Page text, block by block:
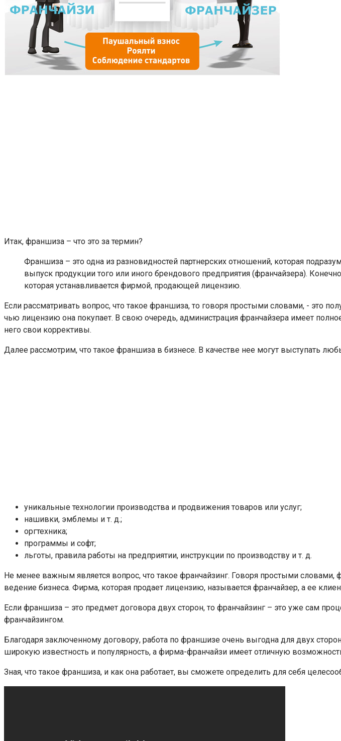
Итак, франшиза – что это за термин?
Франшиза – это одна из разновидностей партнерских отношений, которая
выпуск продукции того или иного брендового предприятия (франчайзера).
которая устанавливается фирмой, продающей лицензию.
Если рассматривать вопрос, что такое франшиза, то говоря простыми словами, - это
чью лицензию она покупает. В свою очередь, администрация франчайзера имеет
него свои коррективы.
Далее рассмотрим, что такое франшиза в бизнесе. В качестве нее могут выступать
уникальные технологии производства и продвижения товаров или услуг;
нашивки, эмблемы и т. д.;
оргтехника;
программы и софт;
льготы, правила работы на предприятии, инструкции по производству и т. д.
Не менее важным является вопрос, что такое франчайзинг. Говоря простыми
ведение бизнеса. Фирма, которая продает лицензию, называется франчайзер, а ее
Если франшиза – это предмет договора двух сторон, то франчайзинг – это уже сам
франчайзингом.
Благодаря заключенному договору, работа по франшизе очень выгодна для двух
широкую известность и популярность, а фирма-франчайзи имеет отличную
Зная, что такое франшиза, и как она работает, вы сможете определить для себя